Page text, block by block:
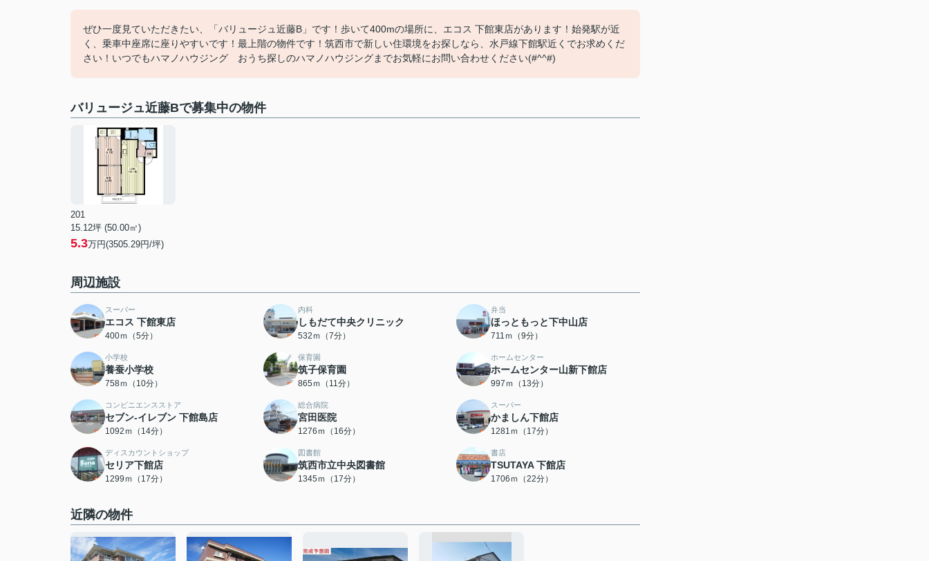
ぜひ一度見ていただきたい、「バリュージュ近藤B」です！歩いて400mの場所に、エコス 下館東店があります！始発駅が近
く、乗車中座席に座りやすいです！最上階の物件です！筑西市で新しい住環境をお探しなら、水戸線下館駅近くでお求めくだ
さい！いつでもハマノハウジング おうち探しのハマノハウジングまでお気軽にお問い合わせください(#^^#)
バリュージュ近藤Bで募集中の物件
201
15.12坪 (50.00㎡)
5.3万円(3505.29円/坪)
周辺施設
スーパー
エコス 下館東店
400ｍ（5分）
内科
しもだて中央クリニック
532ｍ（7分）
弁当
ほっともっと下中山店
711ｍ（9分）
小学校
養蚕小学校
758ｍ（10分）
保育園
筑子保育園
865ｍ（11分）
ホームセンター
ホームセンター山新下館店
997ｍ（13分）
コンビニエンスストア
セブン‐イレブン 下館島店
1092ｍ（14分）
総合病院
宮田医院
1276ｍ（16分）
スーパー
かましん下館店
1281ｍ（17分）
ディスカウントショップ
セリア下館店
1299ｍ（17分）
図書館
筑西市立中央図書館
1345ｍ（17分）
書店
TSUTAYA 下館店
1706ｍ（22分）
近隣の物件